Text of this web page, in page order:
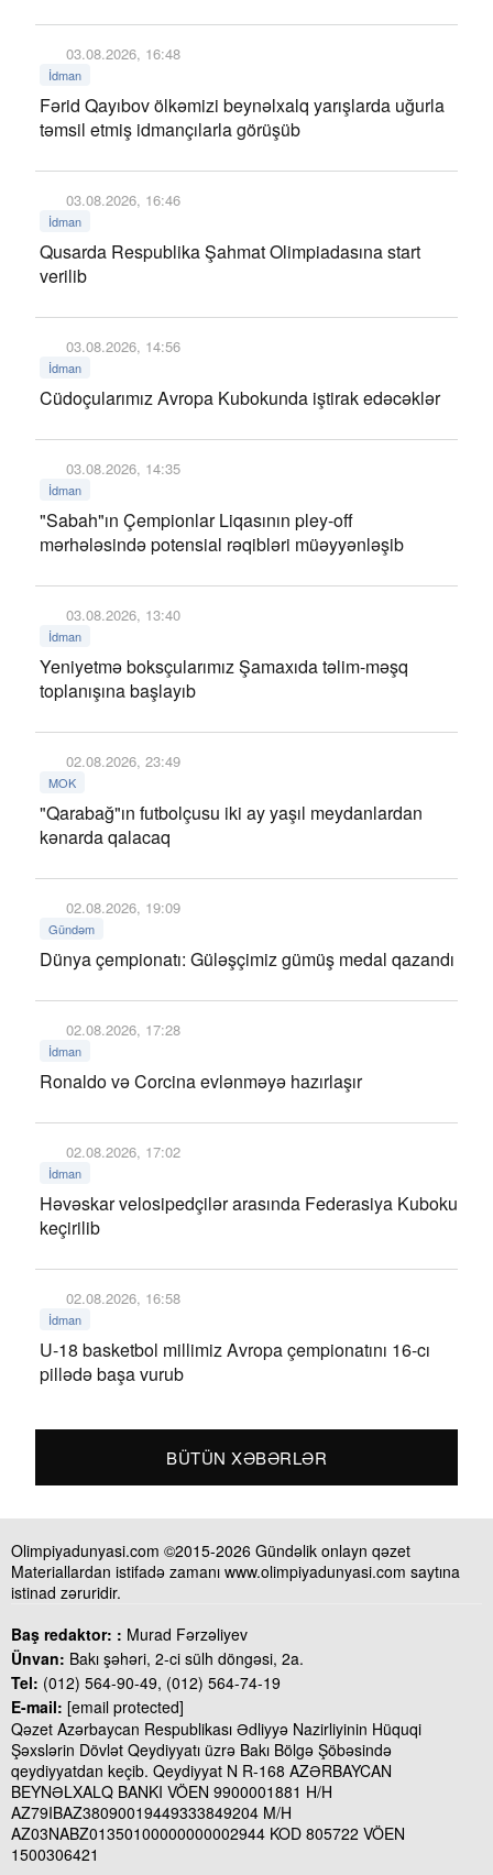
03.08.2026, 16:48
İdman
Fərid Qayıbov ölkəmizi beynəlxalq yarışlarda uğurla
təmsil etmiş idmançılarla görüşüb
03.08.2026, 16:46
İdman
Qusarda Respublika Şahmat Olimpiadasına start
verilib
03.08.2026, 14:56
İdman
Cüdoçularımız Avropa Kubokunda iştirak edəcəklər
03.08.2026, 14:35
İdman
"Sabah"ın Çempionlar Liqasının pley-off
mərhələsində potensial rəqibləri müəyyənləşib
03.08.2026, 13:40
İdman
Yeniyetmə boksçularımız Şamaxıda təlim-məşq
toplanışına başlayıb
02.08.2026, 23:49
MOK
"Qarabağ"ın futbolçusu iki ay yaşıl meydanlardan
kənarda qalacaq
02.08.2026, 19:09
Gündəm
Dünya çempionatı: Güləşçimiz gümüş medal qazandı
02.08.2026, 17:28
İdman
Ronaldo və Corcina evlənməyə hazırlaşır
02.08.2026, 17:02
İdman
Həvəskar velosipedçilər arasında Federasiya Kuboku
keçirilib
02.08.2026, 16:58
İdman
U-18 basketbol millimiz Avropa çempionatını 16-cı
pillədə başa vurub
BÜTÜN XƏBƏRLƏR
Olimpiyadunyasi.com ©2015-2026 Gündəlik onlayn qəzet
Materiallardan istifadə zamanı www.olimpiyadunyasi.com saytına
istinad zəruridir.
Baş redaktor: : Murad Fərzəliyev
Ünvan: Bakı şəhəri, 2-ci sülh döngəsi, 2a.
Tel: (012) 564-90-49, (012) 564-74-19
E-mail: [email protected]
Qəzet Azərbaycan Respublikası Ədliyyə Nazirliyinin Hüquqi
Şəxslərin Dövlət Qeydiyyatı üzrə Bakı Bölgə Şöbəsində
qeydiyyatdan keçib. Qeydiyyat N R-168 AZƏRBAYCAN
BEYNƏLXALQ BANKI VÖEN 9900001881 H/H
AZ79IBAZ38090019449333849204 M/H
AZ03NABZ01350100000000002944 KOD 805722 VÖEN
1500306421